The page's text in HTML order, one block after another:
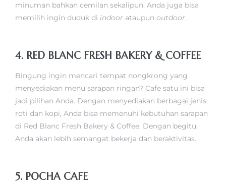
minuman bahkan cemilan sekalipun. Anda juga bisa
memilih ingin duduk di indoor ataupun outdoor.
4. RED BLANC FRESH BAKERY & COFFEE
Bingung ingin mencari tempat nongkrong yang
menyediakan menu sarapan ringan? Cafe satu ini bisa
jadi pilihan Anda. Dengan menyediakan berbagai jenis
roti dan kopi, Anda bisa memenuhi kebutuhan sarapan
di Red Blanc Fresh Bakery & Coffee. Dengan begitu,
Anda akan lebih semangat bekerja dan beraktivitas.
5. POCHA CAFE